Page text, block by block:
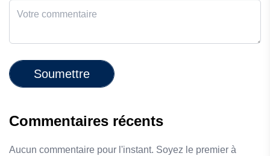
Soumettre
Commentaires récents
Aucun commentaire pour l'instant. Soyez le premier à